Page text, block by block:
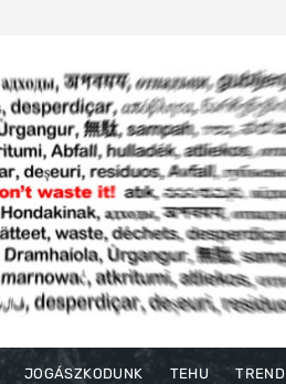
JOGÁSZKODUNK TEHU TREND